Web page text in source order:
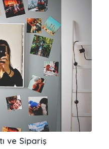
ve Sipariş